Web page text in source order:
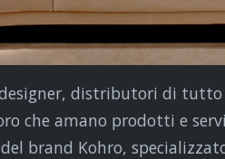
distributori di tutto
che amano prodotti e
brand Kohro,